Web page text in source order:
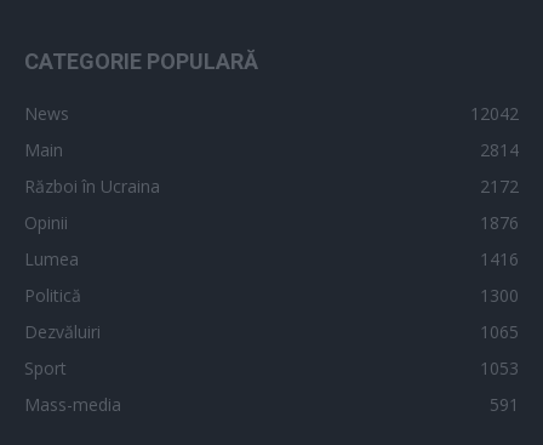
CATEGORIE POPULARĂ
News
12042
Main
2814
Război în Ucraina
2172
Opinii
1876
Lumea
1416
Politică
1300
Dezvăluiri
1065
Sport
1053
Mass-media
591